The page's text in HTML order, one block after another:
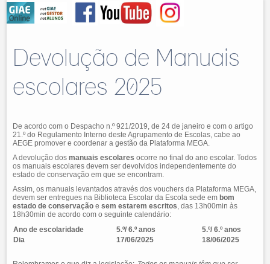
Devolução de Manuais
escolares 2025
De acordo com o Despacho n.º 921/2019, de 24 de janeiro e com o artigo
21.º do Regulamento Interno deste Agrupamento de Escolas, cabe ao
AEGE promover e coordenar a gestão da Plataforma MEGA.
A devolução dosmanuais escolares ocorre no final do ano escolar. Todos
os manuais escolares devem ser devolvidos independentemente do
estado de conservação em que se encontram.
Assim, os manuais levantados através dos vouchers da Plataforma MEGA,
devem ser entregues na Biblioteca Escolar da Escola sede embom
estado de conservação esem estarem escritos , das 13h00min às
18h30min de acordo com o seguinte calendário:
Ano de escolaridade
5.º/ 6.º anos
5.º/ 6.º anos
Dia
17/06/2025 18/06/2025